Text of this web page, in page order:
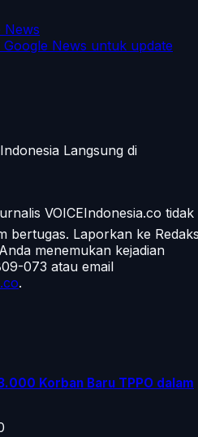
News
Google News untuk update
Langsung di
VOICEIndonesia.co tidak
bertugas. Laporkan ke
menemukan kejadian
073 atau email
.
Korban Baru TPPO dalam